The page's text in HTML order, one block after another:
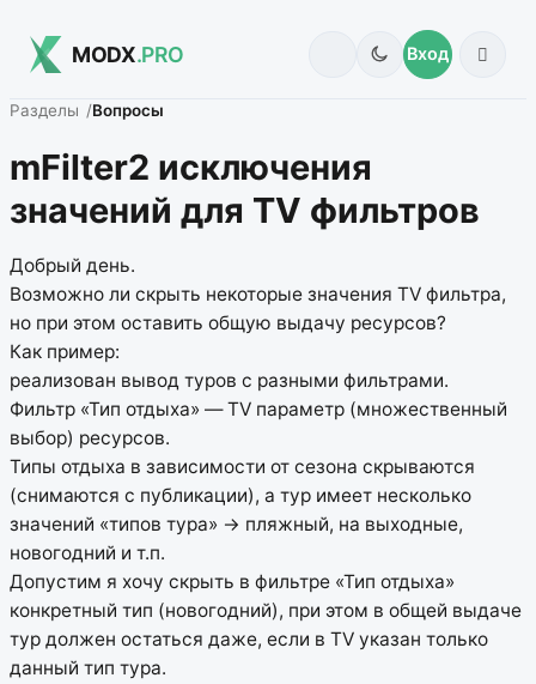
MODX.PRO Вход
Разделы Вопросы
mFilter2 исключения
значений для TV фильтров
Добрый день.
Возможно ли скрыть некоторые значения TV фильтра,
но при этом оставить общую выдачу ресурсов?
Как пример:
реализован вывод туров с разными фильтрами.
Фильтр «Тип отдыха» — TV параметр (множественный
выбор) ресурсов.
Типы отдыха в зависимости от сезона скрываются
(снимаются с публикации), а тур имеет несколько
значений «типов тура» -> пляжный, на выходные,
новогодний и т.п.
Допустим я хочу скрыть в фильтре «Тип отдыха»
конкретный тип (новогодний), при этом в общей выдаче
тур должен остаться даже, если в TV указан только
данный тип тура.